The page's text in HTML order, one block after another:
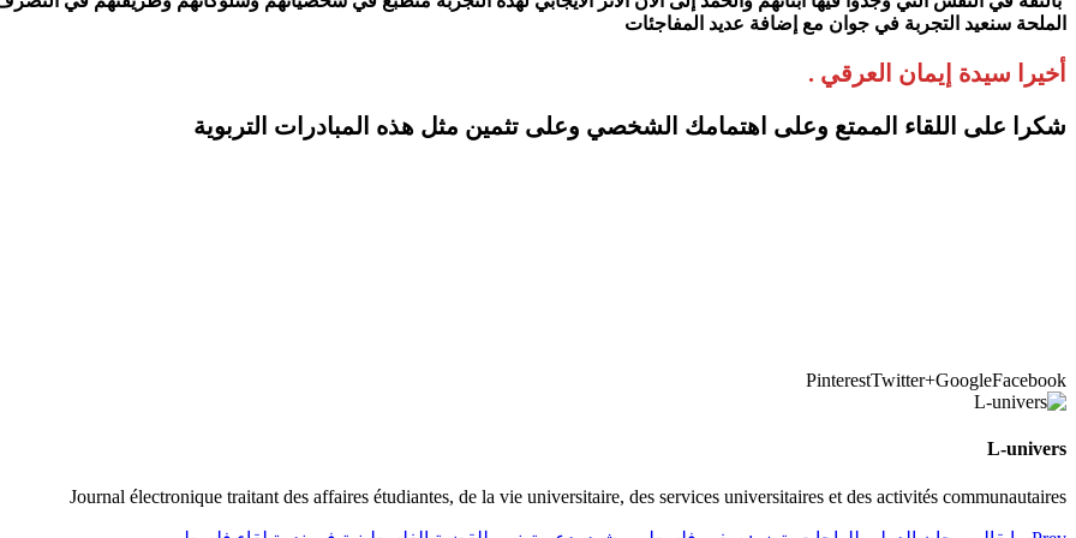
الملحة سنعيد التجربة في جوان مع إضافة عديد المفاجئات
أخيرا سيدة إيمان العرقي .
شكرا على اللقاء الممتع وعلى اهتمامك الشخصي وعلى تثمين مثل هذه المبادرات التربوية
Facebook
Google+
Twitter
Pinterest
L-univers
Journal électronique traitant des affaires étudiantes, de la vie universitaire, des services universitaires et des activités communautaires